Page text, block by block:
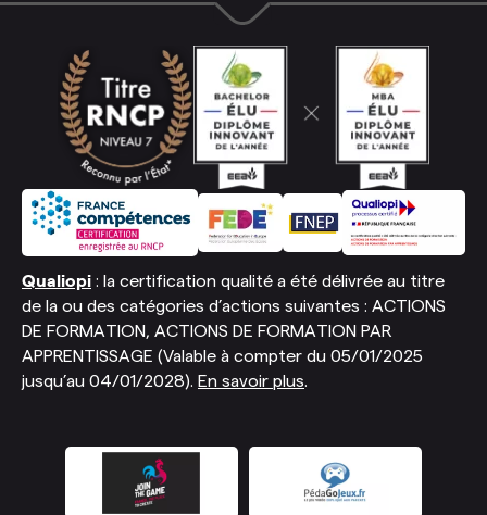
Qualiopi : la certification qualité a été délivrée au titre
de la ou des catégories d’actions suivantes : ACTIONS
DE FORMATION, ACTIONS DE FORMATION PAR
APPRENTISSAGE (Valable à compter du 05/01/2025
jusqu’au 04/01/2028). En savoir plus.